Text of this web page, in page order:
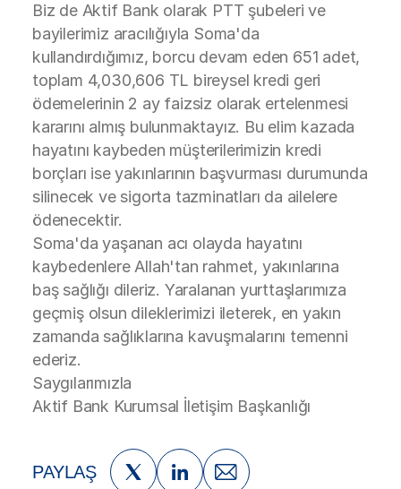
Biz de Aktif Bank olarak PTT şubeleri ve
bayilerimiz aracılığıyla Soma'da
kullandırdığımız, borcu devam eden 651 adet,
toplam 4,030,606 TL bireysel kredi geri
ödemelerinin 2 ay faizsiz olarak ertelenmesi
kararını almış bulunmaktayız. Bu elim kazada
hayatını kaybeden müşterilerimizin kredi
borçları ise yakınlarının başvurması durumunda
silinecek ve sigorta tazminatları da ailelere
ödenecektir.
Soma'da yaşanan acı olayda hayatını
kaybedenlere Allah'tan rahmet, yakınlarına
baş sağlığı dileriz. Yaralanan yurttaşlarımıza
geçmiş olsun dileklerimizi ileterek, en yakın
zamanda sağlıklarına kavuşmalarını temenni
ederiz.
Saygılarımızla
Aktif Bank Kurumsal İletişim Başkanlığı
PAYLAŞ